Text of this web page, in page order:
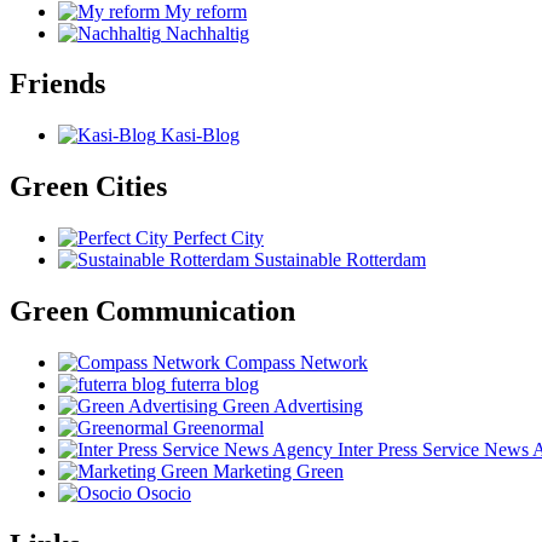
My reform
Nachhaltig
Friends
Kasi-Blog
Green Cities
Perfect City
Sustainable Rotterdam
Green Communication
Compass Network
futerra blog
Green Advertising
Greenormal
Inter Press Service News
Marketing Green
Osocio